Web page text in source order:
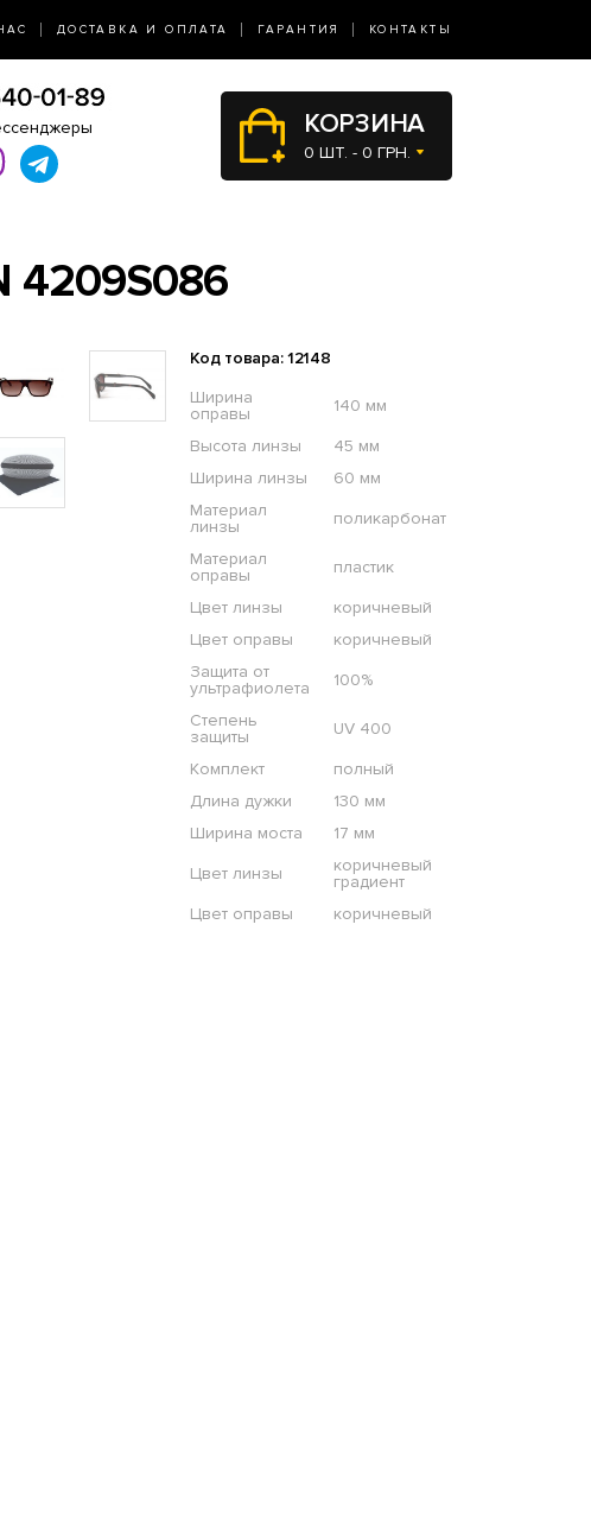
ДОСТАВКА И ОПЛАТА ГАРАНТИЯ КОНТАКТЫ
КОРЗИНА
0 ШТ. - 0 ГРН.
Код товара: 12148
Ширина
оправы
140 мм
Высота линзы
45 мм
Ширина линзы
60 мм
Материал
линзы
поликарбонат
Материал
оправы
пластик
Цвет линзы
коричневый
Цвет оправы
коричневый
Защита от
ультрафиолета
100%
Степень
защиты
UV 400
Комплект
полный
Длина дужки
130 мм
Ширина моста
17 мм
Цвет линзы
коричневый
градиент
Цвет оправы
коричневый